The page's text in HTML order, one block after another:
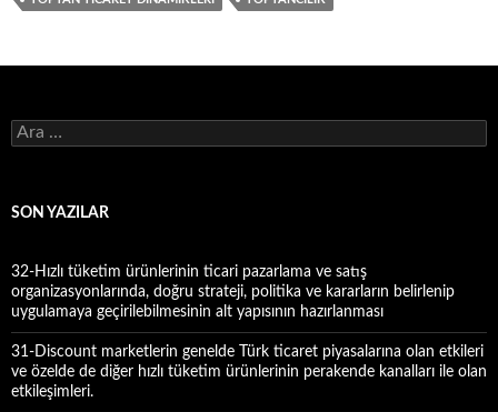
A
r
a
SON YAZILAR
32-Hızlı tüketim ürünlerinin ticari pazarlama ve satış
organizasyonlarında, doğru strateji, politika ve kararların belirlenip
uygulamaya geçirilebilmesinin alt yapısının hazırlanması
31-Discount marketlerin genelde Türk ticaret piyasalarına olan etkileri
ve özelde de diğer hızlı tüketim ürünlerinin perakende kanalları ile olan
etkileşimleri.